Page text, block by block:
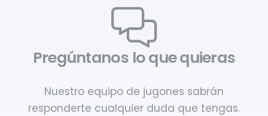
Pregúntanos lo que quieras
Nuestro equipo de jugones sabrán
responderte cualquier duda que tengas.